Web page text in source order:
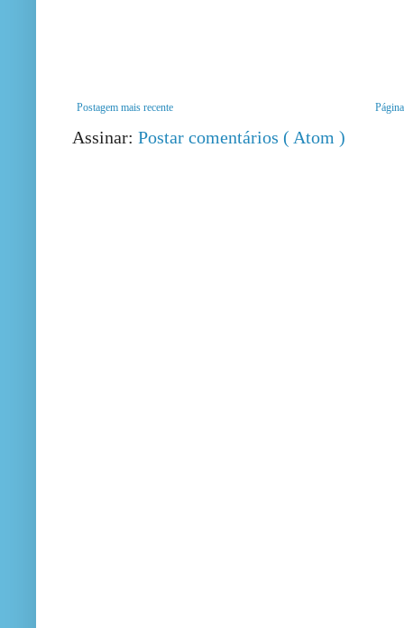
Postagem mais recente
Assinar: Postar comentários ( Atom )